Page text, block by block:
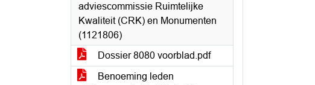
adviescommissie Ruimtelijke
Kwaliteit (CRK) en Monumenten
(1121806)
Dossier 8080 voorblad.pdf
Benoeming leden